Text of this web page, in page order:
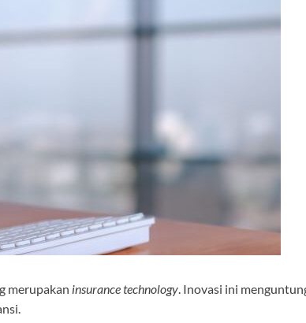
merupakan insurance technology. Inovasi ini